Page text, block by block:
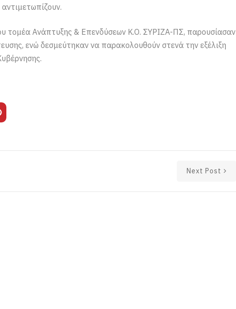
τομέα Ανάπτυξης & Επενδύσεων Κ.Ο. ΣΥΡΙΖΑ-ΠΣ, παρουσίασαν
ενώ δεσμεύτηκαν να παρακολουθούν στενά την εξέλιξη
Next Post